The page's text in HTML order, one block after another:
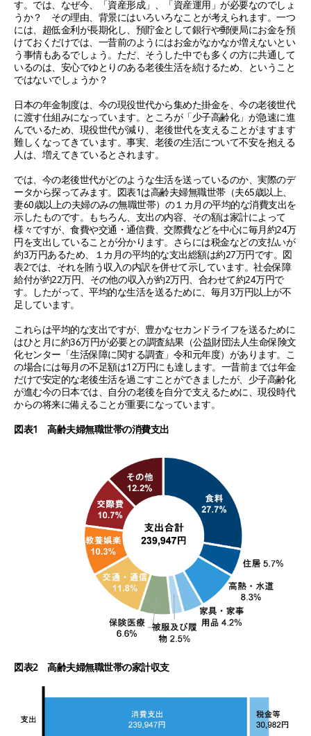
す。では、なぜ今、「資産形成」、「資産運用」が必要なのでしょ
うか？ その理由、背景にはいろいろなことが考えられます。一つ
には、超低金利が長期化し、預貯金として銀行や郵便局にお金を預
けておくだけでは、一昔前のようにはお金がなかなか増えないとい
う事情もあるでしょう。ただ、そうした中でも多くの方に共通して
いるのは、安心でゆとりのある老後生活を続けるため、ということ
ではないでしょうか？
日本の年金制度は、今の現役世代から集めた掛金を、今の老後世代
に渡す仕組みになっています。ところが「少子高齢化」が急速に進
んでいるため、現役世代が減り、老後世代を支えることがますます
難しくなってきています。事実、老後の生活について不安を抱える
人は、増えてきているとされます。
では、今の老後世代がどのような生活を送っているのか、実際のデ
ータから探ってみます。図表1は高齢夫婦無職世帯（夫65歳以上、
妻60歳以上の夫婦のみの無職世帯）の１カ月の平均的な消費支出を
示したものです。もちろん、支出の内容、その額は家計によって
様々ですが、食費や交通・通信費、交際費などを中心に毎月約24万
円を支出していることが分かります。さらには税金などの支払いが
約3万円あるため、１カ月の平均的な支出総額は約27万円です。図
表2では、それを賄う収入の内訳を併せて示しています。社会保障
給付が約22万円、その他の収入が約2万円、合わせて約24万円で
す。したがって、平均的な生活を送るために、毎月3万円以上が不
足しています。
これらは平均的な支出ですが、豊かなセカンドライフを送るために
はひと月に約36万円が必要との調査結果（公益財団法人生命保険文
化センター「生活保障に関する調査」令和元年度）があります。こ
の場合には毎月の不足額は12万円にも達します。一昔前までは年金
だけで安定的な老後生活を過ごすことができましたが、少子高齢化
が進む今の日本では、自分の老後を自分で支えるために、現役時代
からの将来に備えることが重要になっています。
図表1 高齢夫婦無職世帯の消費支出
図表2 高齢夫婦無職世帯の家計収支